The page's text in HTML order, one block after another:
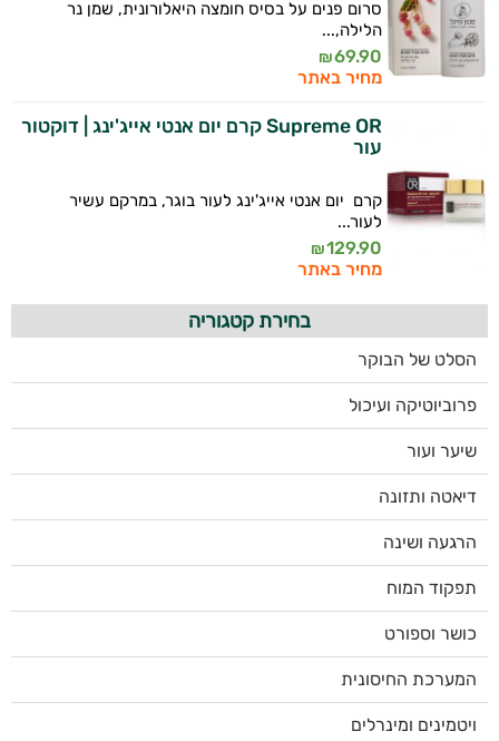
סרום פנים על בסיס חומצה היאלורונית, שמן נר
הלילה,...
69.90
₪
מחיר באתר
Supreme OR קרם יום אנטי אייג'ינג | דוקטור
עור
קרם יום אנטי אייג'ינג לעור בוגר, במרקם עשיר
לעור...
129.90
₪
מחיר באתר
בחירת קטגוריה
הסלט של הבוקר
פרוביוטיקה ועיכול
שיער ועור
דיאטה ותזונה
הרגעה ושינה
תפקוד המוח
כושר וספורט
המערכת החיסונית
ויטמינים ומינרלים